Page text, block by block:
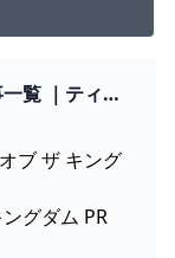
にしてくださ
覧 ｜ティア
ゲームの館と
グダム PR